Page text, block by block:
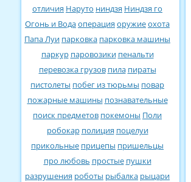
отличия Наруто ниндзя Ниндзя го
Огонь и Водаоперация оружиеохота
Папа Луи парковка парковка машины
паркур паровозики пенальти
перевозка грузов пила пираты
пистолеты побег из тюрьмы повар
пожарные машины познавательные
поиск предметов покемоны Поли
робокар полиция поцелуи
прикольные прицепы пришельцы
про любовь простые пушки
разрушения роботы рыбалка рыцари